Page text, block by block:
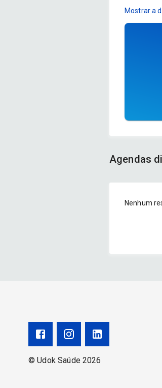
Mostrar a
Agendas
Nenhum
©Udok Saúde 2026